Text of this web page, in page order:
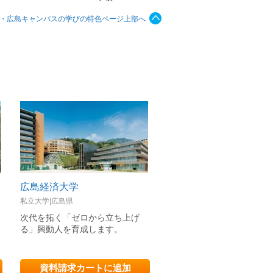
広島キャンパスの学びの特色ページ上部へ
広島経済大学
私立大学|広島県
次代を拓く「ゼロから立ち上げ
る」興動人を育成します。
資料請求カートに追加